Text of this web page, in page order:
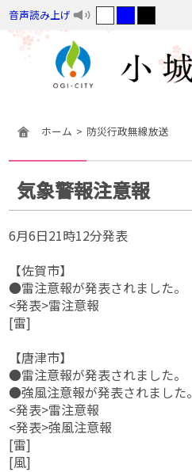
音声読み上げ
ホーム 防災行政無線放送
気象警報注意報
6月6日21時12分発表
【佐賀市】
●雷注意報が発表されました。
<発表>雷注意報
[雷]
【唐津市】
●雷注意報が発表されました。
●強風注意報が発表されました。
<発表>雷注意報
<発表>強風注意報
[雷]
[風]